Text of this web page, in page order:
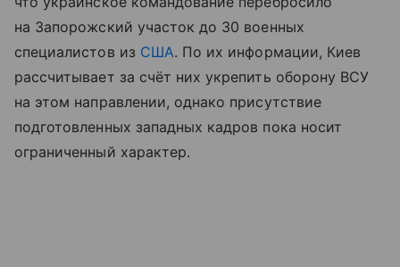
на Запорожский участок до 30 военных
специалистов из США. По их информации, Киев
рассчитывает за счёт них укрепить оборону ВСУ
на этом направлении, однако присутствие
подготовленных западных кадров пока носит
ограниченный характер.